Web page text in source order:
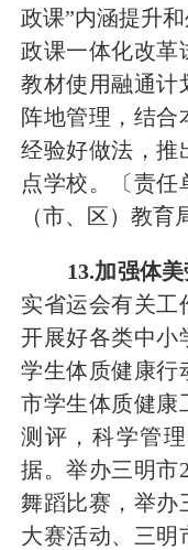
政课”内涵提升和
政课一体化改革
教材使用融通计
阵地管理，结合
经验好做法，推
点学校。
〔责
（市、区）教育
13.加强体美
实省运会有关工
开展好各类中小
学生体质健康行
市学生体质健康
测评，科学管
据。举办三明市
舞蹈比赛，举办
大赛活动、三明